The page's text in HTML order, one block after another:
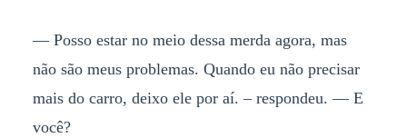
— Posso estar no meio dessa merda agora, mas
não são meus problemas. Quando eu não precisar
mais do carro, deixo ele por aí. – respondeu. — E
você?